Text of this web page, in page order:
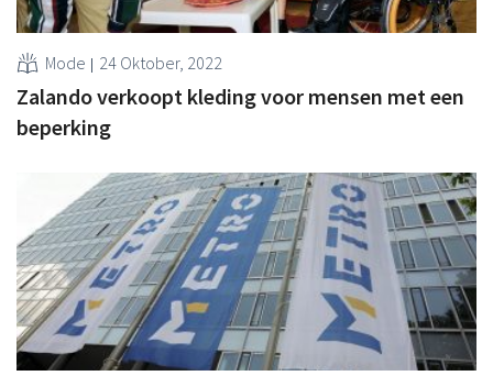
Mode 24 Oktober, 2022
Zalando verkoopt kleding voor mensen met een
beperking